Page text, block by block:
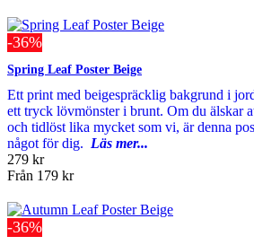
-36%
Spring Leaf Poster Beige
Ett print med beigespräcklig bakgrund i
ett tryck lövmönster i brunt. Om du älskar
och tidlöst lika mycket som vi, är denna
något för dig. Läs mer...
279 kr
Från 179 kr
-36%